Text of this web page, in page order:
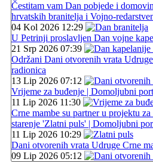
Čestitam vam Dan pobjede i
hrvatskih branitelja i Vojno-
04 Kol 2026 12:29
U Petrinji proslavljen Dan vojne
21 Srp 2026 07:39
Održani Dani otvorenih vrata
radionica
13 Lip 2026 07:12
Vrijeme za buđenje | Domoljubni
11 Lip 2026 11:30
Crne mambe su partner u projektu
starenje 'Zlatni puls' | Domoljubni
11 Lip 2026 10:29
Dani otvorenih vrata Udruge Crne
09 Lip 2026 05:12